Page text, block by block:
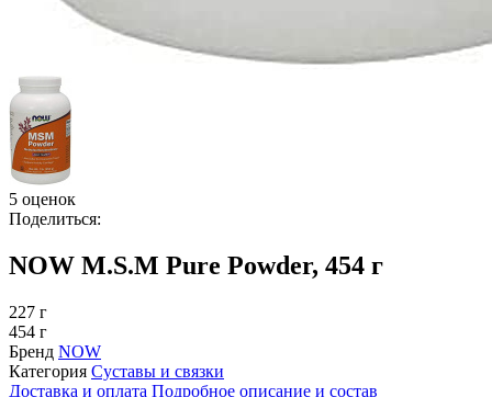
5 оценок
Поделиться:
NOW M.S.M Pure Powder, 454 г
227 г
454 г
Бренд NOW
Категория Суставы и связки
Доставка и оплата Подробное описание и состав